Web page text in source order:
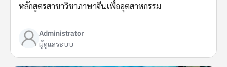
หลักสูตรสาขาวิชาภาษาจีนเพื่ออุตสาหกรรม
Administrator
ผู้ดูแลระบบ